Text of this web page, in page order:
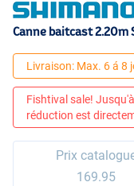
Canne baitcast 2.20m
Livraison: Max. 6 á 8
Fishtival sale!
réduction est
Prix
169.95